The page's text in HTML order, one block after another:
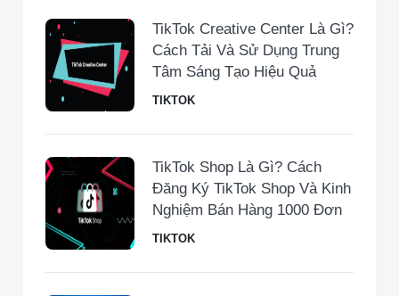
TikTok Creative Center Là Gì?
Cách Tải Và Sử Dụng Trung
Tâm Sáng Tạo Hiệu Quả
TIKTOK
TikTok Shop Là Gì? Cách
Đăng Ký TikTok Shop Và Kinh
Nghiệm Bán Hàng 1000 Đơn
TIKTOK